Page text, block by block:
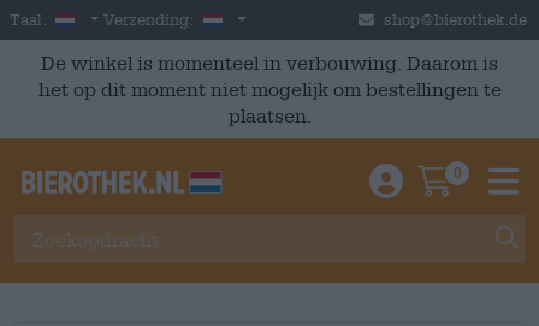
Skip to main content
Taal: Dutch
Verzending: Nederland shop@bierothek.de
De winkel is momenteel in verbouwing. Daarom is
het op dit moment niet mogelijk om bestellingen te
plaatsen.
Einloggen /
0